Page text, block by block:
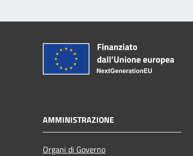
AMMINISTRAZIONE
Organi di Governo